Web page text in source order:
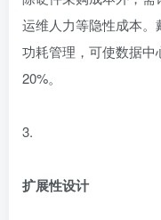
运维人力等隐性成本
功耗管理，可使数据中
20%。
3.
扩展性设计